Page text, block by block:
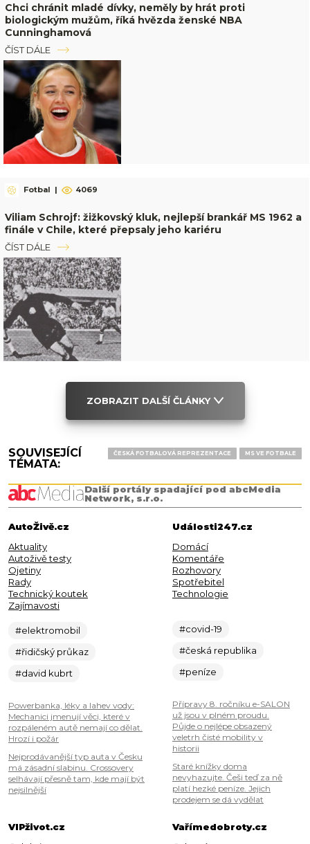
Chci chránit mladé dívky, neměly by hrát proti
biologickým mužům, říká hvězda ženské NBA
Cunninghamová
ČÍST DÁLE
Fotbal | 4069
Viliam Schrojf: žižkovský kluk, nejlepší brankář MS 1962 a
finále v Chile, které přepsaly jeho kariéru
ČÍST DÁLE
ZOBRAZIT DALŠÍ ČLÁNKY
SOUVISEJÍCÍ
TÉMATA:
ČESKÁ FOTBALOVÁ REPREZENTACE MS VE FOTBALE
Další portály spadající pod abcMedia
Network, s.r.o.
AutoŽivě.cz
Aktuality
Autoživě testy
Ojetiny
Rady
Technický koutek
Zajímavosti
#elektromobil
#řidičský průkaz
#david kubrt
Powerbanka, léky a lahev vody:
Mechanici jmenují věci, které v
rozpáleném autě nemají co dělat.
Hrozí i požár
Nejprodávanější typ auta v Česku
má zásadní slabinu. Crossovery
selhávají přesně tam, kde mají být
nejsilnější
Události247.cz
Domácí
Komentáře
Rozhovory
Spotřebitel
Technologie
#covid-19
#česká republika
#peníze
Přípravy 8. ročníku e-SALON
už jsou v plném proudu.
Půjde o nejlépe obsazený
veletrh čisté mobility v
historii
Staré knížky doma
nevyhazujte. Češi teď za ně
platí hezké peníze. Jejich
prodejem se dá vydělat
VIPživot.cz
Vařímedobroty.cz